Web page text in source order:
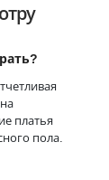
платья
пола.